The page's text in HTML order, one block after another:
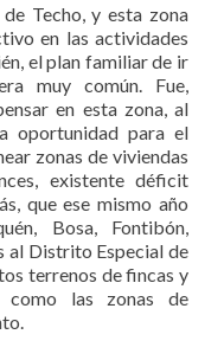
Techo, y esta zona
en las actividades
el plan familiar de ir
muy común. Fue,
en esta zona, al
oportunidad para el
zonas de viviendas
existente déficit
que ese mismo año
Bosa, Fontibón,
al Distrito Especial de
terrenos de fincas y
como las zonas de